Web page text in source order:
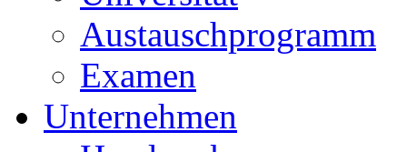
Austauschprogramm
Examen
Unternehmen